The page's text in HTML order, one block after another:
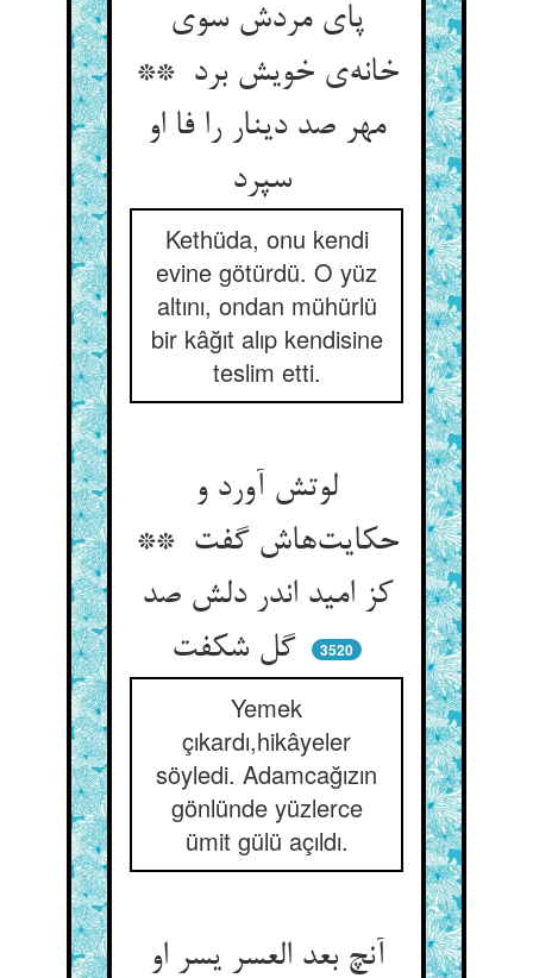
پای مردش سوی
خانه‌ی خویش برد **
مهر صد دینار را فا او
سپرد
Kethüda, onu kendi
evine götürdü. O yüz
altını, ondan mühürlü
bir kâğıt alıp kendisine
teslim etti.
لوتش آورد و
حکایت‌هاش گفت **
کز امید اندر دلش صد
گل شکفت
3520
Yemek
çıkardı,hikâyeler
söyledi. Adamcağızın
gönlünde yüzlerce
ümit gülü açıldı.
آنچ بعد العسر یسر او